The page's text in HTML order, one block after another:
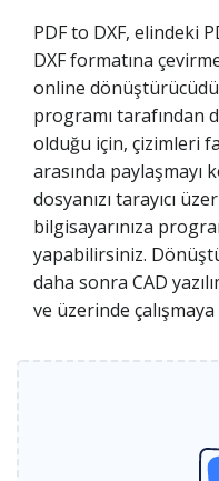
PDF to DXF, elindeki
DXF formatına
online
programı tarafından
olduğu için, çizimleri
arasında paylaşmayı
dosyanızı tarayıcı
bilgisayarınıza
yapabilirsiniz.
daha sonra CAD
ve üzerinde